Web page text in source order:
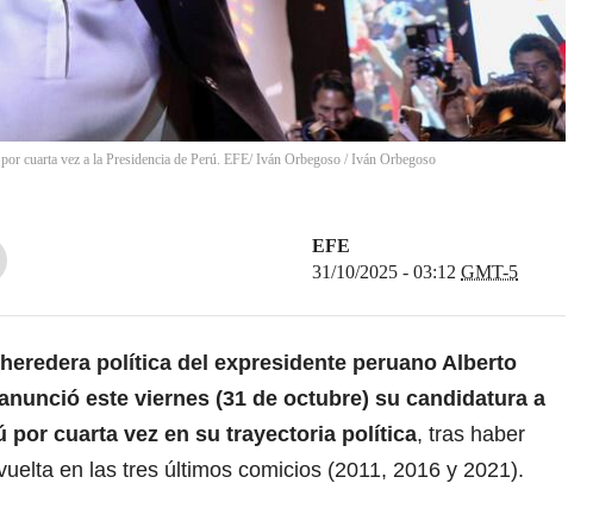
cuarta vez a la Presidencia de Perú. EFE/ Iván Orbegoso / Iván Orbegoso
EFE
31/10/2025 - 03:12 GMT-5
política del expresidente peruano Alberto
este viernes (31 de octubre) su candidatura a
por cuarta vez en su trayectoria política, tras haber
en las tres últimos comicios (2011, 2016 y 2021).